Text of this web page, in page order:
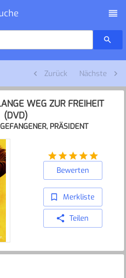
Zurück Nächste
WEG ZUR FREIHEIT
(DVD)
PRÄSIDENT
Bewerten
Merkliste
Teilen